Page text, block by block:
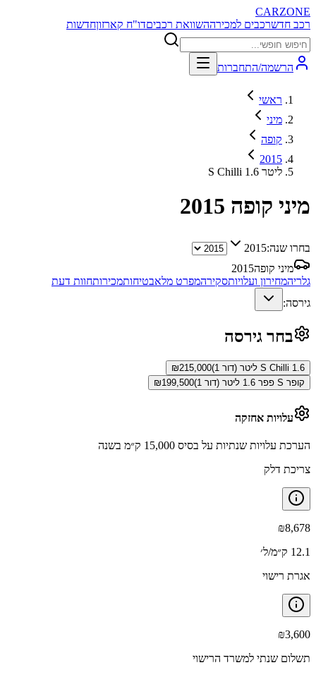
CARZONE
רכב חדשרכבים למכירההשוואת רכביםדו"ח קארזוןחדשות
הרשמה/התחברות
ראשי
מיני
קופה
2015
S Chilli 1.6 ליטר
מיני קופה 2015
בחרו שנה:2015
מיני קופה2015
גלריהמחירון ועלויותסקירהמפרט מלאבטיחותמכירותחוות דעת
גירסה:
בחר גירסה
S Chilli 1.6 ליטר (דור 1) ₪215,000
קופר S פפר 1.6 ליטר (דור 1)
₪199,500
עלויות אחזקה
הערכת עלויות שנתיות על בסיס 15,000 ק״מ בשנה
צריכת דלק
₪8,678
12.1 ק״מ/ל׳
אגרת רישוי
₪3,600
תשלום שנתי למשרד הרישוי